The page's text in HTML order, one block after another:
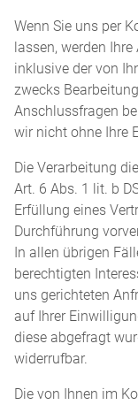
Wenn Sie uns per
lassen, werden
inklusive der von
zwecks
Anschlussfragen
wir nicht ohne Ihre
Die Verarbeitung
Art. 6 Abs. 1 lit. b
Erfüllung eines
Durchführung
In allen übrigen
berechtigten
uns gerichteten
auf Ihrer
diese abgefragt
widerrufbar.
Die von Ihnen im